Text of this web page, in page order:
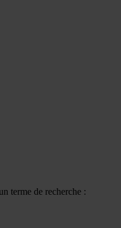
terme de recherche :